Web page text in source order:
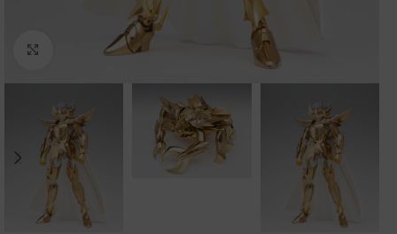
Clic para ampliar